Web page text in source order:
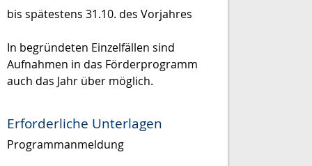
bis spätestens 31.10. des Vorjahres
In begründeten Einzelfällen sind
Aufnahmen in das Förderprogramm
auch das Jahr über möglich.
Erforderliche Unterlagen
Programmanmeldung